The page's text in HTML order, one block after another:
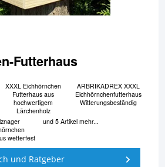
Futterhaus
XXXL Eichhörnchen
Futterhaus aus
hochwertigem
Lärchenholz
ARBRIKADREX XXXL
Eichhörnchenfutterhaus
Witterungsbeständig
wetterfest
und 5 Artikel mehr...
und Ratgeber